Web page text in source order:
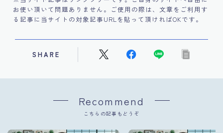
お使い頂いて問題ありません。ご使用の際は、文章をご利用す
る記事に当サイトの対象記事URLを貼って頂ければOKです。
SHARE
Recommend
こちらの記事もどうぞ